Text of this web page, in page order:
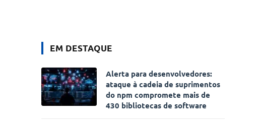
EM DESTAQUE
Alerta para desenvolvedores:
ataque à cadeia de suprimentos
do npm compromete mais de
430 bibliotecas de software